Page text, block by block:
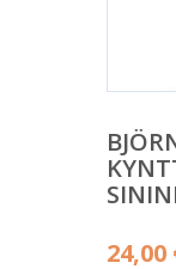
24,00